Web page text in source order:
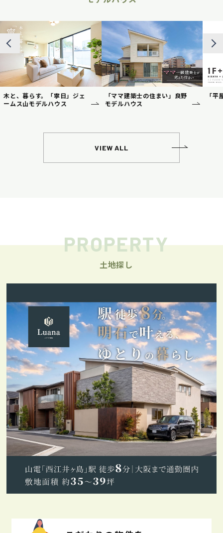
木と、暮らす。「寧日」ジェ
ームス山モデルハウス
「ママ建築士の住まい」良野
モデルハウス
「
VIEW ALL
PROPERTY
土地探し